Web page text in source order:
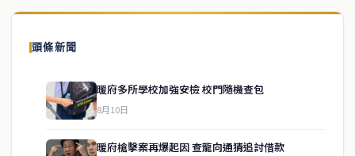
頭條新聞
暖府多所學校加強安檢 校門隨機查包
8月10日
暖府槍擊案再爆起因 查龍向通猜追討借款